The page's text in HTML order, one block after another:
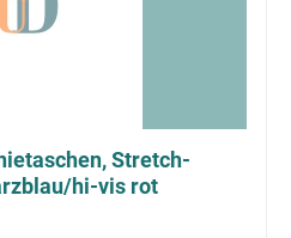
Stretch-
hi-vis rot